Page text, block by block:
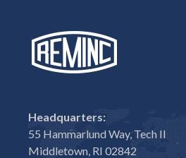
Headquarters:
55 Hammarlund Way, Tech II
Middletown, RI 02842